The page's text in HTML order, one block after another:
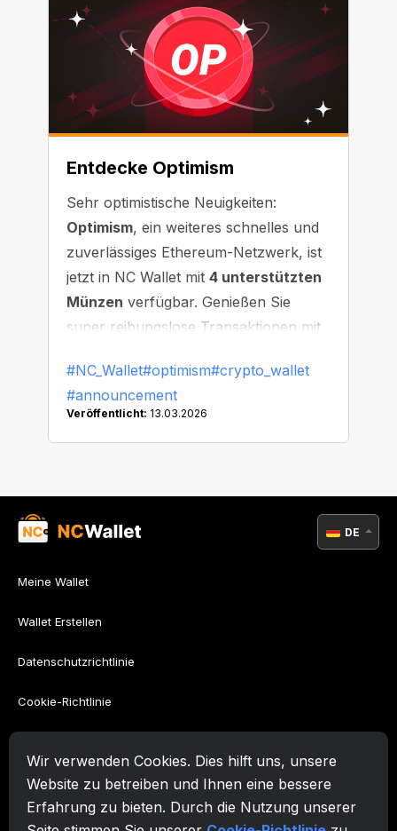
Wir verwenden Cookies. Dies hilft uns, unsere
Website zu betreiben und Ihnen eine bessere
Erfahrung zu bieten. Durch die Nutzung unserer
Entdecke Optimism
Sehr optimistische Neuigkeiten:
Optimism, ein weiteres schnelles und
zuverlässiges Ethereum-Netzwerk, ist
jetzt in NC Wallet mit 4 unterstützten
Münzen verfügbar. Genießen Sie
super reibungslose Transaktionen mit
#NC_Wallet#optimism#crypto_wallet
#announcement
Veröffentlicht: 13.03.2026
Meine Wallet
Wallet Erstellen
Datenschutzrichtlinie
Cookie-Richtlinie
Nutzungsbedingungen
Unterstützung
DE